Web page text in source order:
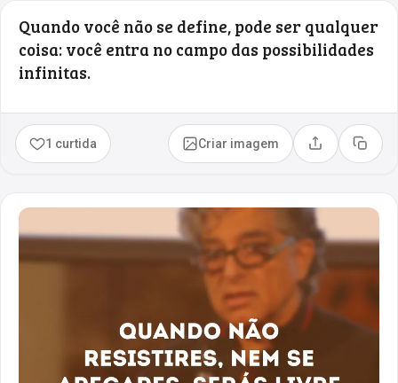
Quando você não se define, pode ser qualquer
coisa: você entra no campo das possibilidades
infinitas.
1 curtida Criar imagem Compartilhar
Copiar